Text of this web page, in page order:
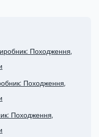
Походження,
Походження,
Походження,